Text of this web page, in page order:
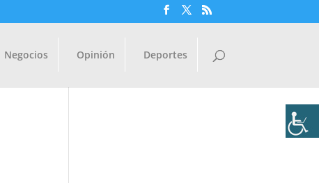
Negocios Opinión Deportes